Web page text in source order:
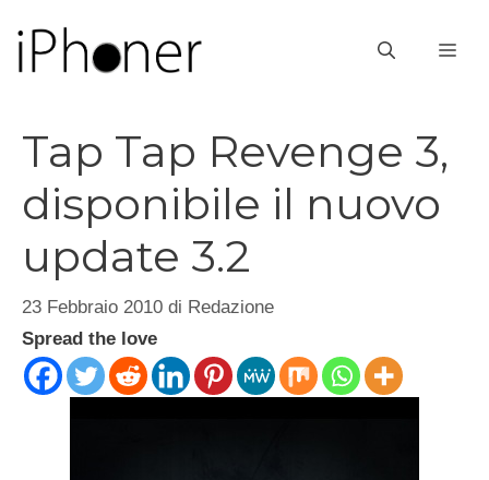
contenuto
Tap Tap Revenge 3,
disponibile il nuovo
update 3.2
23 Febbraio 2010 di Redazione
Spread the love